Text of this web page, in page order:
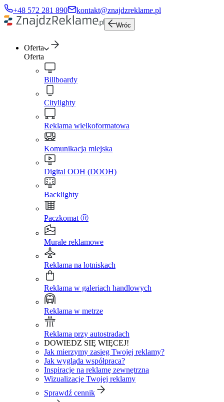
+48 572 281 890 kontakt@znajdzreklame.pl
Wróc
Oferta
Oferta
Billboardy
Citylighty
Reklama wielkoformatowa
Komunikacja miejska
Digital OOH (DOOH)
Backlighty
Paczkomat Ⓡ
Murale reklamowe
Reklama na lotniskach
Reklama w galeriach handlowych
Reklama w metrze
Reklama przy autostradach
DOWIEDZ SIĘ WIĘCEJ!
Jak mierzymy zasięg Twojej reklamy?
Jak wygląda współpraca?
Inspiracje na reklamę zewnętrzną
Wizualizacje Twojej reklamy
Sprawdź cennik